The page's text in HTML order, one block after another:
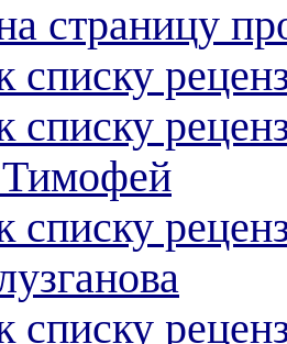
страницу
списку
списку
списку
списку